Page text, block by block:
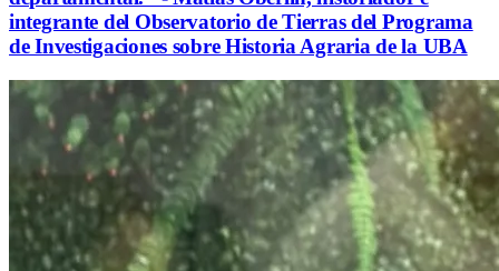
integrante del Observatorio de Tierras del Programa
de Investigaciones sobre Historia Agraria de la UBA